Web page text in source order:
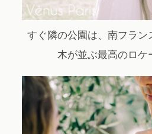
すぐ隣の公園は、南フラ
木が並ぶ最高のロ